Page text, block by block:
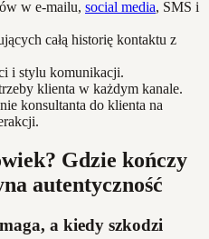
w e-mailu, social media, SMS i
całą historię kontaktu z
i stylu komunikacji.
klienta w każdym kanale.
konsultanta do klienta na
Gdzie kończy
autentyczność
a kiedy szkodzi